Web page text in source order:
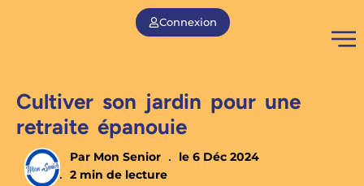
Connexion
Cultiver son jardin pour une
retraite épanouie
Par Mon Senior le 6 Déc 2024
2 min de lecture